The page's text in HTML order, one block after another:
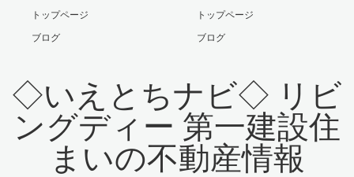
トップページ
ブログ
トップページ
ブログ
◇いえとちナビ◇ リビ
ングディー 第一建設住
まいの不動産情報